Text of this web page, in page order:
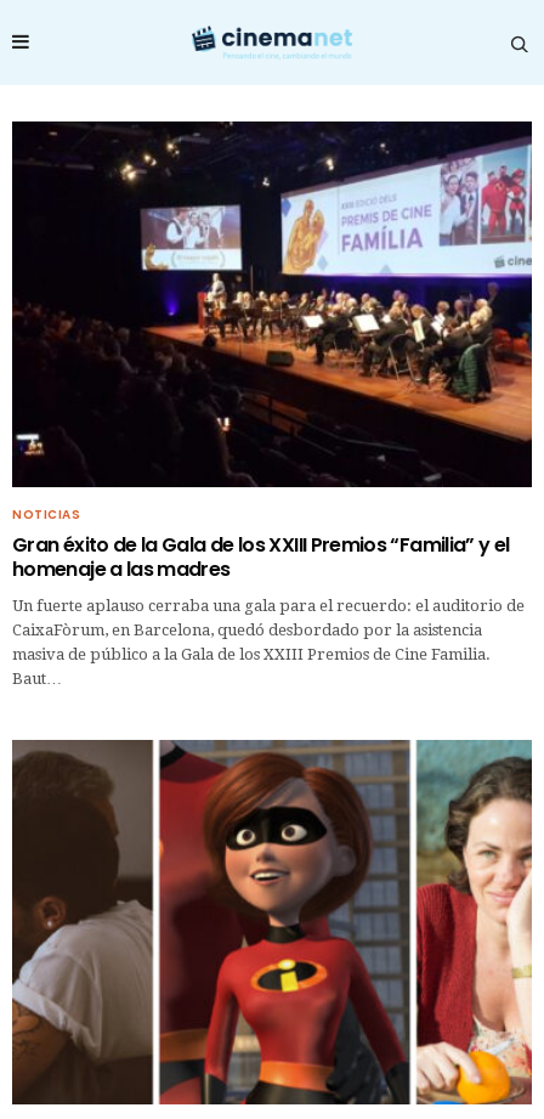
NOTICIAS
Gran éxito de la Gala de los XXIII Premios “Familia” y el
homenaje a las madres
Un fuerte aplauso cerraba una gala para el recuerdo: el auditorio de
CaixaFòrum, en Barcelona, quedó desbordado por la asistencia
masiva de público a la Gala de los XXIII Premios de Cine Familia.
Baut…